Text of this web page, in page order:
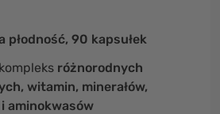
90 kapsułek
różnorodnych
witamin, minerałów,
aminokwasów